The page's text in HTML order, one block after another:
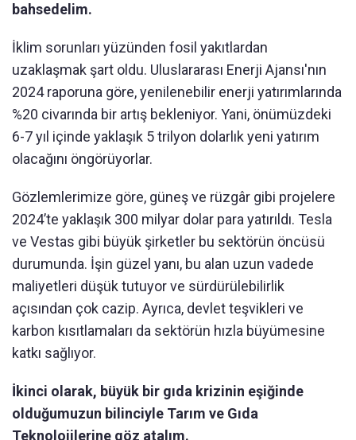
bahsedelim.
İklim sorunları yüzünden fosil yakıtlardan
uzaklaşmak şart oldu. Uluslararası Enerji Ajansı'nın
2024 raporuna göre, yenilenebilir enerji yatırımlarında
%20 civarında bir artış bekleniyor. Yani, önümüzdeki
6-7 yıl içinde yaklaşık 5 trilyon dolarlık yeni yatırım
olacağını öngörüyorlar.
Gözlemlerimize göre, güneş ve rüzgâr gibi projelere
2024’te yaklaşık 300 milyar dolar para yatırıldı. Tesla
ve Vestas gibi büyük şirketler bu sektörün öncüsü
durumunda. İşin güzel yanı, bu alan uzun vadede
maliyetleri düşük tutuyor ve sürdürülebilirlik
açısından çok cazip. Ayrıca, devlet teşvikleri ve
karbon kısıtlamaları da sektörün hızla büyümesine
katkı sağlıyor.
İkinci olarak, büyük bir gıda krizinin eşiğinde
olduğumuzun bilinciyle Tarım ve Gıda
Teknolojilerine göz atalım.